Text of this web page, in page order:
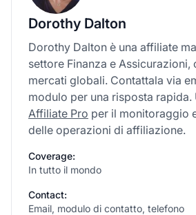
Dorothy Dalton
Dorothy Dalton è una affiliate
settore Finanza e Assicurazioni,
mercati globali. Contattala via
modulo per una risposta rapida.
Affiliate Pro per il monitoraggio
delle operazioni di affiliazione.
Coverage:
In tutto il mondo
Contact:
Email, modulo di contatto, telefono